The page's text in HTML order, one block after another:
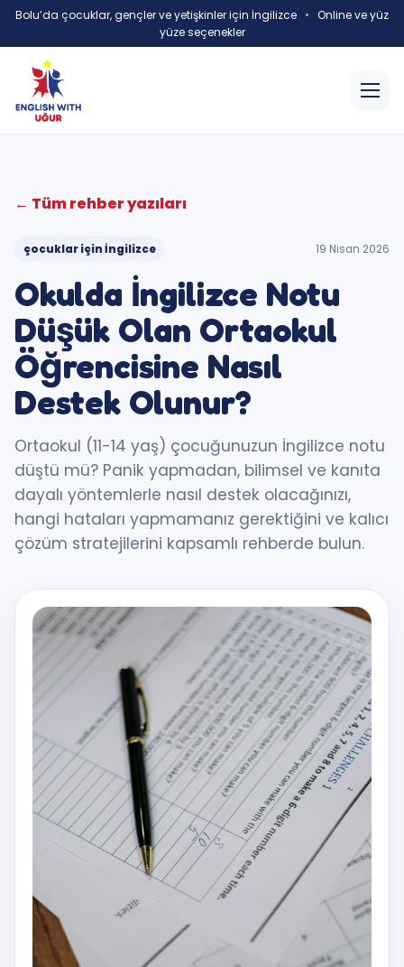
Bolu’da çocuklar, gençler ve yetişkinler için İngilizce • Online ve yüz
yüze seçenekler
← Tüm rehber yazıları
çocuklar için İngilizce 19 Nisan 2026
Okulda İngilizce Notu
Düşük Olan Ortaokul
Öğrencisine Nasıl
Destek Olunur?
Ortaokul (11-14 yaş) çocuğunuzun İngilizce notu
düştü mü? Panik yapmadan, bilimsel ve kanıta
dayalı yöntemlerle nasıl destek olacağınızı,
hangi hataları yapmamanız gerektiğini ve kalıcı
çözüm stratejilerini kapsamlı rehberde bulun.